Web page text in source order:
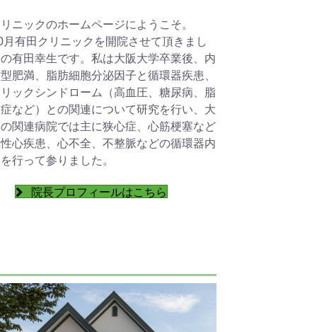
ニックのホームページにようこそ。
月有田クリニックを開院させて頂きまし
有田幸生です。私は大阪大学卒業後、内
肥満、脂肪細胞分泌因子と循環器疾患、
リックシンドローム（高血圧、糖尿病、脂
など）との関連について研究を行い、大
関連病院では主に狭心症、心筋梗塞など
心疾患、心不全、不整脈などの循環器内
行って参りました。
院長プロフィールはこちら